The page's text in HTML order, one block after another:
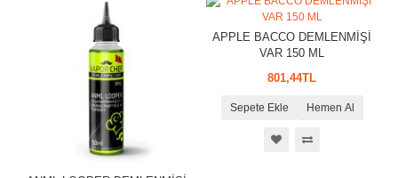
APPLE BACCO DEMLENMİŞİ
VAR 150 ML
801,44TL
Sepete Ekle Hemen Al